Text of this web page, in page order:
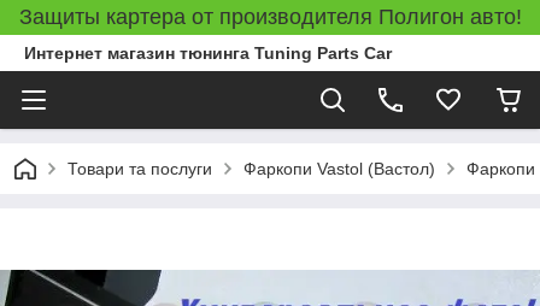
Защиты картера от производителя Полигон авто!
Интернет магазин тюнинга Tuning Parts Car
Товари та послуги Фаркопи Vastol (Вастол) Фаркопи